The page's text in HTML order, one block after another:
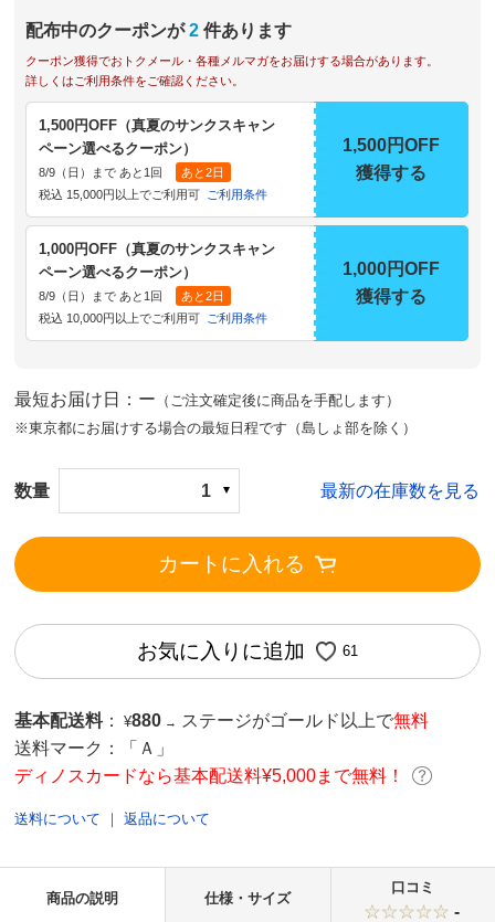
配布中のクーポンが 2 件あります
クーポン獲得でおトクメール・各種メルマガをお届けする場合があります。
詳しくはご利用条件をご確認ください。
1,500円OFF（真夏のサンクスキャン
ペーン選べるクーポン）
8/9（日）まで あと1回
あと2日
税込 15,000円以上でご利用可 ご利用条件
1,500円OFF
獲得する
1,000円OFF（真夏のサンクスキャン
ペーン選べるクーポン）
8/9（日）まで あと1回
あと2日
税込 10,000円以上でご利用可 ご利用条件
1,000円OFF
獲得する
最短お届け日：ー （ご注文確定後に商品を手配します）
※東京都にお届けする場合の最短日程です（島しょ部を除く）
数量 1 最新の在庫数を見る
カートに入れる
お気に入りに追加 61
基本配送料 ： ¥880 → ステージがゴールド以上で無料
送料マーク：
「Ａ」
ディノスカードなら基本配送料¥5,000まで無料！
送料について ｜返品について
商品の説明 仕様・サイズ
口コミ
-